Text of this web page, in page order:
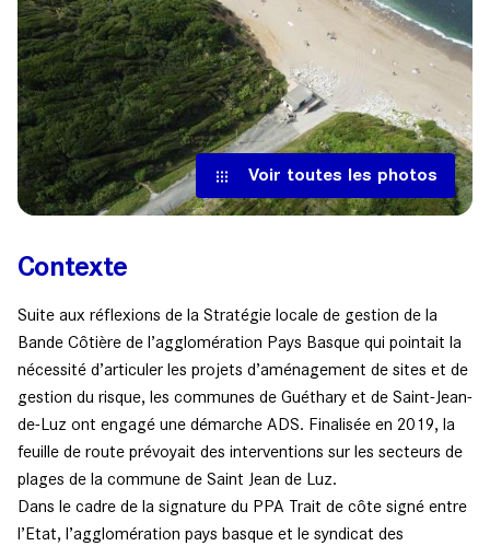
Voir toutes les photos
Contexte
Suite aux réflexions de la Stratégie locale de gestion de la
Bande Côtière de l’agglomération Pays Basque qui pointait la
nécessité d’articuler les projets d’aménagement de sites et de
gestion du risque, les communes de Guéthary et de Saint-Jean-
de-Luz ont engagé une démarche ADS. Finalisée en 2019, la
feuille de route prévoyait des interventions sur les secteurs de
plages de la commune de Saint Jean de Luz.
Dans le cadre de la signature du PPA Trait de côte signé entre
l’Etat, l’agglomération pays basque et le syndicat des